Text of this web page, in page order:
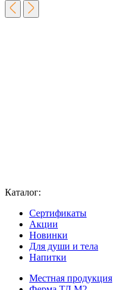
Каталог:
Сертификаты
Акции
Новинки
Для души и тела
Напитки
Местная продукция